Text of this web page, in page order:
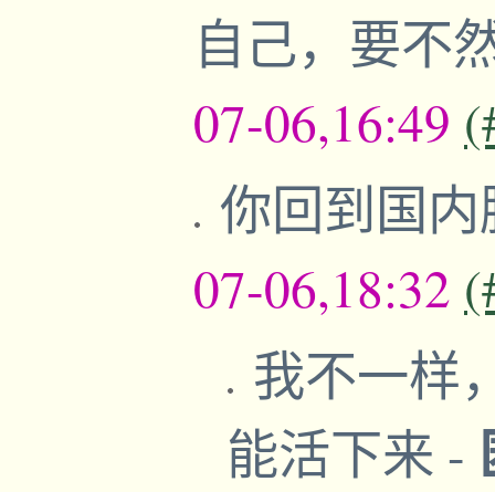
自己，要不
07-06,16:49
你回到国
07-06,18:32
我不一样
能活下来 -